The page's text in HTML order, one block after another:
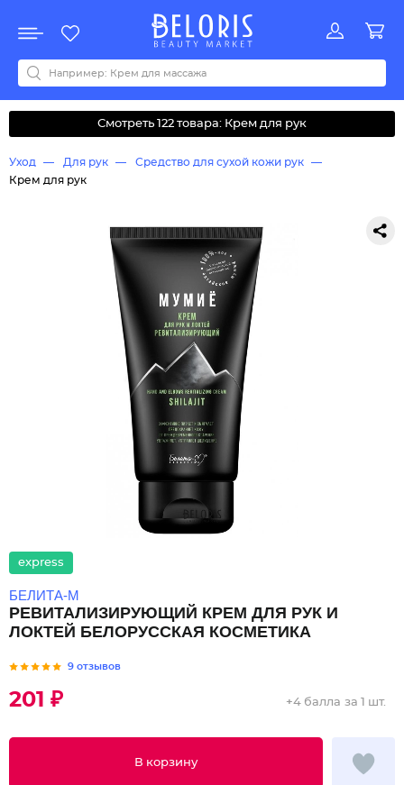
Акции
Все бренды
0-9ABCDEFGHIJKLMNOPQRSTUVWYZАБВДЗИМОКЛНПРСТУФ
Смотреть 122 товара: Крем для рук
Уход Для рук
Средство для сухой кожи рук
Крем для рук
express
БЕЛИТА-М
РЕВИТАЛИЗИРУЮЩИЙ КРЕМ ДЛЯ РУК И
ЛОКТЕЙ БЕЛОРУССКАЯ КОСМЕТИКА
9 отзывов
201 ₽
В корзину
+4 балла за 1 шт.